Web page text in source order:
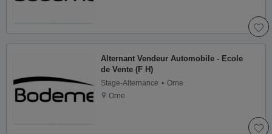
Alternant Vendeur Automobile - Ecole
de Vente (F H)
Stage-Alternance
Orne
Orne